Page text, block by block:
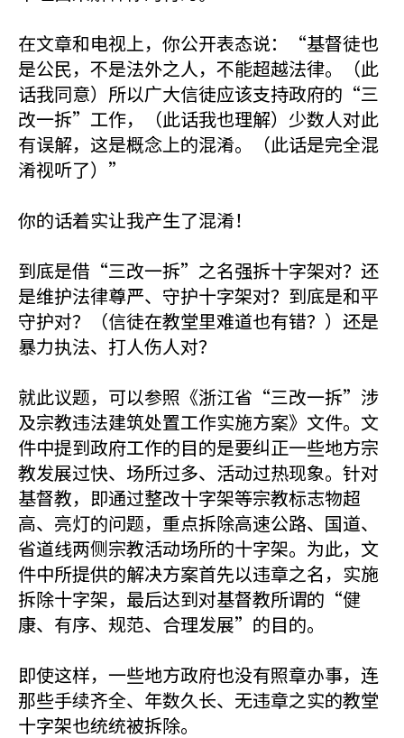
在文章和电视上，你公开表态说：“基督徒也
是公民，不是法外之人，不能超越法律。（此
话我同意）所以广大信徒应该支持政府的“三
改一拆”工作，（此话我也理解）少数人对此
有误解，这是概念上的混淆。（此话是完全混
淆视听了）”
你的话着实让我产生了混淆！
到底是借“三改一拆”之名强拆十字架对？还
是维护法律尊严、守护十字架对？到底是和平
守护对？（信徒在教堂里难道也有错？）还是
暴力执法、打人伤人对？
就此议题，可以参照《浙江省“三改一拆”涉
及宗教违法建筑处置工作实施方案》文件。文
件中提到政府工作的目的是要纠正一些地方宗
教发展过快、场所过多、活动过热现象。针对
基督教，即通过整改十字架等宗教标志物超
高、亮灯的问题，重点拆除高速公路、国道、
省道线两侧宗教活动场所的十字架。为此，文
件中所提供的解决方案首先以违章之名，实施
拆除十字架，最后达到对基督教所谓的“健
康、有序、规范、合理发展”的目的。
即使这样，一些地方政府也没有照章办事，连
那些手续齐全、年数久长、无违章之实的教堂
十字架也统统被拆除。